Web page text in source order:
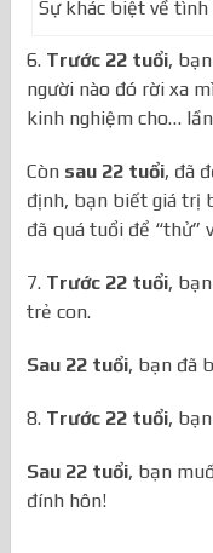
Sự khác biệt về tình
6. Trước 22 tuổi,
người nào đó rời xa
kinh nghiệm cho…
Còn sau 22 tuổi, đã
định, bạn biết giá trị
đã quá tuổi để “thử”
7. Trước 22 tuổi,
trẻ con.
Sau 22 tuổi, bạn đã
8. Trước 22 tuổi,
Sau 22 tuổi, bạn
đính hôn!